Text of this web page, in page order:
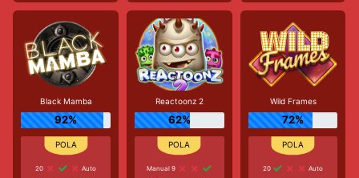
Black Mamba
92%
20
Auto
Reactoonz 2
62%
Manual 9
Wild Frames
72%
20
Auto